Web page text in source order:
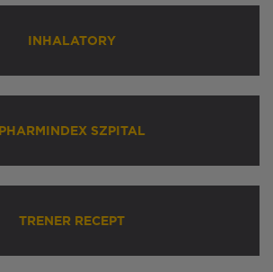
INHALATORY
PHARMINDEX SZPITAL
TRENER RECEPT